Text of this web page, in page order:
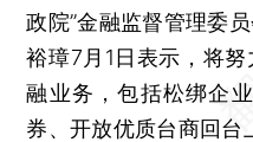
政院”金融监督管理委
裕璋7月1日表示，将努
融业务，包括松绑企
券、开放优质台商回台